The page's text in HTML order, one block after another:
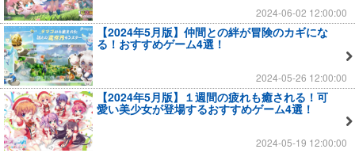
2024-06-02 12:00:00
【2024年5月版】仲間との絆が冒険のカギにな
る！おすすめゲーム4選！
2024-05-26 12:00:00
【2024年5月版】１週間の疲れも癒される！可
愛い美少女が登場するおすすめゲーム4選！
2024-05-19 12:00:00